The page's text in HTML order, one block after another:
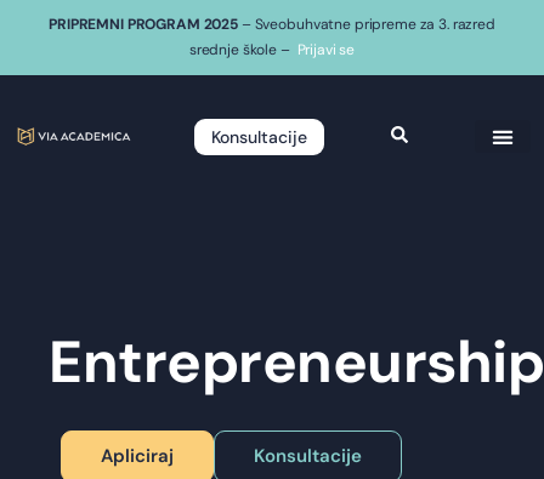
PRIPREMNI PROGRAM 2025 – Sveobuhvatne pripreme za 3. razred
srednje škole – Prijavi se
Konsultacije
Entrepreneurship
Apliciraj Konsultacije